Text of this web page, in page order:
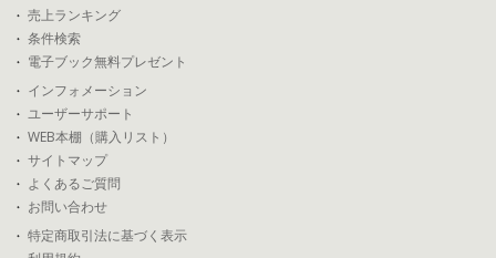
売上ランキング
条件検索
電子ブック無料プレゼント
インフォメーション
ユーザーサポート
WEB本棚（購入リスト）
サイトマップ
よくあるご質問
お問い合わせ
特定商取引法に基づく表示